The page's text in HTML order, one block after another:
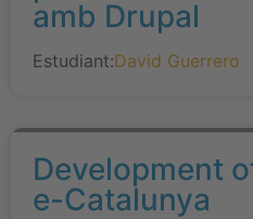
amb Drupal
Estudiant:David Guerrero
Development
e-Catalunya